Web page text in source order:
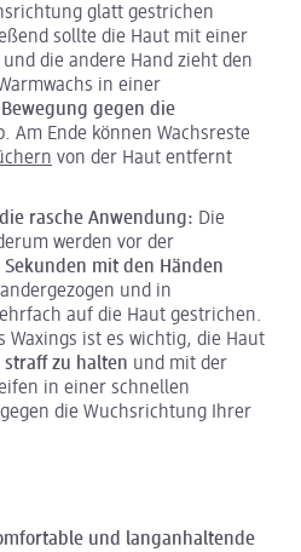
glatt gestrichen
sollte die Haut mit einer
die andere Hand zieht den
in einer
gegen die
Am Ende können Wachsreste
von der Haut entfernt
rasche Anwendung: Die
werden vor der
Sekunden mit den Händen
und in
auf die Haut gestrichen.
Waxings ist es wichtig, die Haut
zu halten und mit der
in einer schnellen
die Wuchsrichtung Ihrer
und langanhaltende